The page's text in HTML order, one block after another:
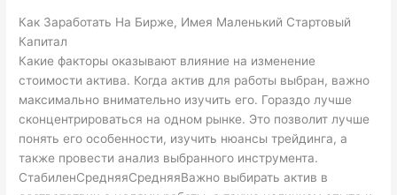
Как Заработать На Бирже, Имея Маленький Стартовый
Капитал
Какие факторы оказывают влияние на изменение
стоимости актива. Когда актив для работы выбран, важно
максимально внимательно изучить его. Гораздо лучше
сконцентрироваться на одном рынке. Это позволит лучше
понять его особенности, изучить нюансы трейдинга, а
также провести анализ выбранного инструмента.
СтабиленСредняяСредняяВажно выбирать актив в